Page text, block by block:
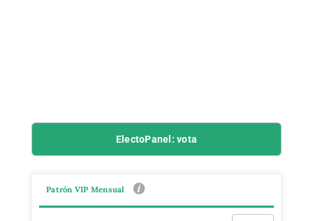
ElectoPanel: vota
Patrón VIP Mensual